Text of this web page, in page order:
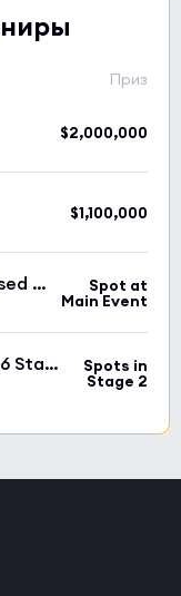
Приз
$2,000,000
$1,100,000
IEM Beijing 2026 Asia Closed Qualifier Spot at
Main Event
PGL Major Singapore 2026 Stage 1 Spots in
Stage 2